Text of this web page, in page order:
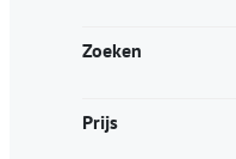
Zoeken
Prijs
kan
op